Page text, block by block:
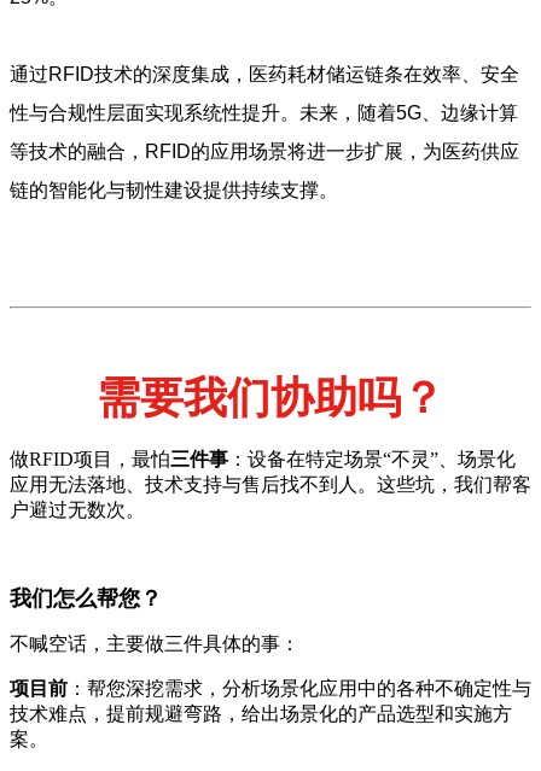
通过RFID技术的深度集成，医药耗材储运链条在效率、安全
性与合规性层面实现系统性提升。未来，随着5G、边缘计算
等技术的融合，RFID的应用场景将进一步扩展，为医药供应
链的智能化与韧性建设提供持续支撑。
需要我们协助吗？
做RFID项目，最怕三件事 ：设备在特定场景“不灵”、场景化
应用无法落地、技术支持与售后找不到人。这些坑，我们帮客
户避过无数次。
我们怎么帮您？
不喊空话，主要做三件具体的事：
项目前 ：帮您深挖需求，分析场景化应用中的各种不确定性与
技术难点，提前规避弯路，给出场景化的产品选型和实施方
案。